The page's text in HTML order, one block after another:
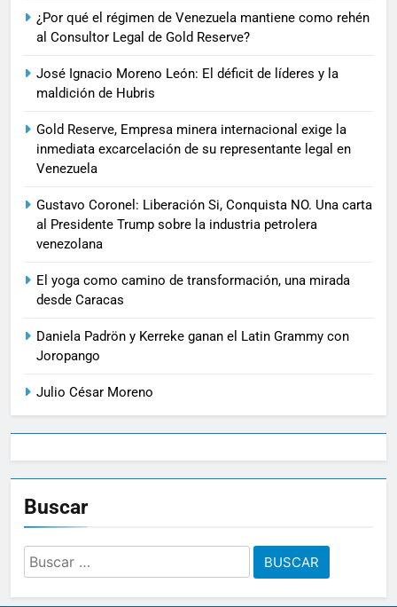
¿Por qué el régimen de Venezuela mantiene como rehén
al Consultor Legal de Gold Reserve?
José Ignacio Moreno León: El déficit de líderes y la
maldición de Hubris
Gold Reserve, Empresa minera internacional exige la
inmediata excarcelación de su representante legal en
Venezuela
Gustavo Coronel: Liberación Si, Conquista NO. Una carta
al Presidente Trump sobre la industria petrolera
venezolana
El yoga como camino de transformación, una mirada
desde Caracas
Daniela Padrön y Kerreke ganan el Latin Grammy con
Joropango
Julio César Moreno
Buscar
Buscar: